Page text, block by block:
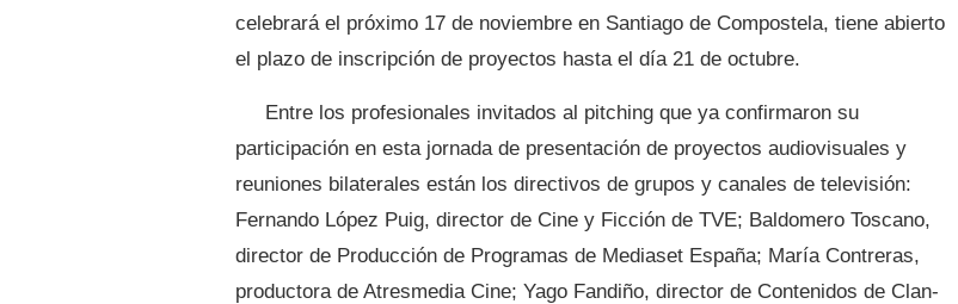
celebrará el próximo 17 de noviembre en Santiago de Compostela, tiene abierto
el plazo de inscripción de proyectos hasta el día 21 de octubre.
Entre los profesionales invitados al pitching que ya confirmaron su
participación en esta jornada de presentación de proyectos audiovisuales y
reuniones bilaterales están los directivos de grupos y canales de televisión:
Fernando López Puig, director de Cine y Ficción de TVE; Baldomero Toscano,
director de Producción de Programas de Mediaset España; María Contreras,
productora de Atresmedia Cine; Yago Fandiño, director de Contenidos de Clan-